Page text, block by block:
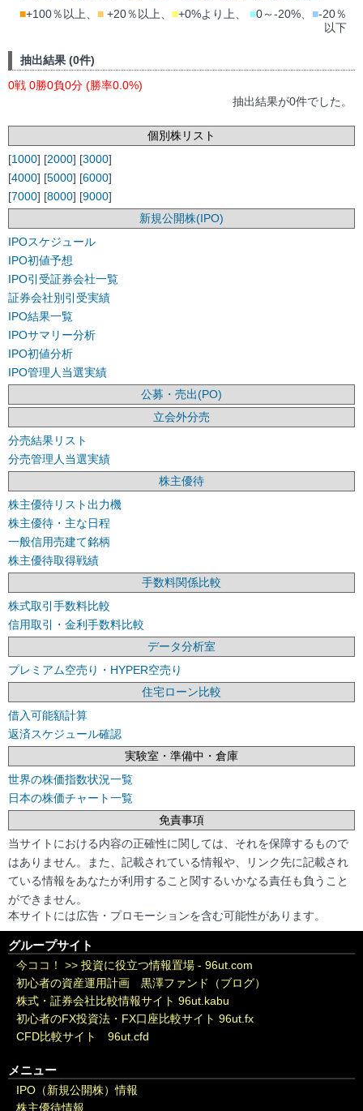
■+100％以上、 ■ +20％以上、 ■+0%より上、 ■0～-20%、 ■-20％
以下
抽出結果 (0件)
0戦 0勝0負0分 (勝率0.0%)
抽出結果が0件でした。
個別株リスト
[1000] [2000] [3000]
[4000] [5000] [6000]
[7000] [8000] [9000]
新規公開株(IPO)
IPOスケジュール
IPO初値予想
IPO引受証券会社一覧
証券会社別引受実績
IPO結果一覧
IPOサマリー分析
IPO初値分析
IPO管理人当選実績
公募・売出(PO)
立会外分売
分売結果リスト
分売管理人当選実績
株主優待
株主優待リスト出力機
株主優待・主な日程
一般信用売建て銘柄
株主優待取得戦績
手数料関係比較
株式取引手数料比較
信用取引・金利手数料比較
データ分析室
プレミアム空売り・HYPER空売り
住宅ローン比較
借入可能額計算
返済スケジュール確認
実験室・準備中・倉庫
世界の株価指数状況一覧
日本の株価チャート一覧
免責事項
当サイトにおける内容の正確性に関しては、それを保障するもので
はありません。また、記載されている情報や、リンク先に記載され
ている情報をあなたが利用すること関するいかなる責任も負うこと
ができません。
本サイトには広告・プロモーションを含む可能性があります。
グループサイト
今ココ！ >> 投資に役立つ情報置場 - 96ut.com
初心者の資産運用計画 黒澤ファンド（ブログ）
株式・証券会社比較情報サイト 96ut.kabu
初心者のFX投資法・FX口座比較サイト 96ut.fx
CFD比較サイト 96ut.cfd
メニュー
IPO（新規公開株）情報
株主優待情報